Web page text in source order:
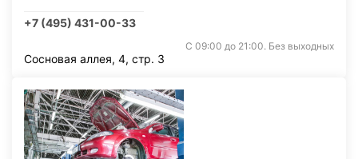
+7 (495) 431-00-33
С 09:00 до 21:00. Без выходных
Сосновая аллея, 4, стр. 3